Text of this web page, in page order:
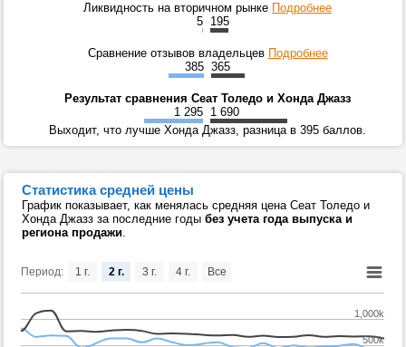
Ликвидность на вторичном рынке Подробнее
5 195
Сравнение отзывов владельцев Подробнее
385 365
Результат сравнения Сеат Толедо и Хонда Джазз
1 295 1 690
Выходит, что лучше Хонда Джазз, разница в 395 баллов.
Статистика средней цены
График показывает, как менялась средняя цена Сеат Толедо и
Хонда Джазз за последние годы без учета года выпуска и
региона продажи.
Период:
500k
1,000k
1 г. 2 г. 3 г. 4 г. Все